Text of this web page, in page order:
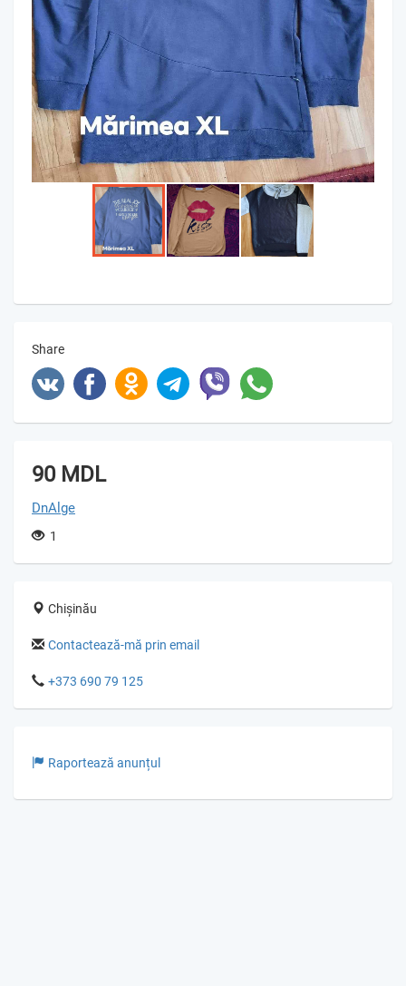
Share
90 MDL
DnAlge
1
Chișinău
Contactează-mă prin email
+373 690 79 125
Raportează anunțul